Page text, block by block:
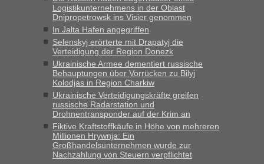
mitnehmen. Es ist gebrauchte Kleidung...“
Berichte und Reisetipps • Re: An welchem
Grenzübergang zwischen Polen und der Ukraine geht es am
schnellsten?
„Wir sind mit unserem Wohnmobil, wie geplant am Montag
15.6. in Krakovets rüber. Sehr zeitig los gegen 5 Uhr in der
Früh. Mit sehr sehr wenig Verkehr, super bis zur Grenze. Nur
8 PKW vor der Schranke....“
inBerichte und Reisetipps • Re: An welchem
Grenzübergang zwischen Polen und der Ukraine geht es am
schnellsten?
„Gestern 6 Stunden warten vor der Grenze Richtung Polen
Logistikunternehmens in der Oblast
Dnipropetrowsk ins Visier genommen
In Jalta Hafen angegriffen
Selenskyj erörterte mit Drapatyj die
Verteidigung der Region Donezk
Ukrainische Armee dementiert russische
Behauptungen über Vorrücken zu Bilyj
Kolodjas in Region Charkiw
Ukrainische Verteidigungskräfte greifen
russische Radarstation und
Drohnentransponder auf der Krim an
Fiktive Kraftstoffkäufe in Höhe von mehreren
Millionen Hrywnja: Ein
Großhandelsunternehmen wurde zur
Nachzahlung von Steuern verpflichtet